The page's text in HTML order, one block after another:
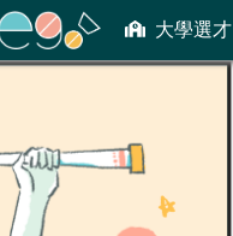
大學選才